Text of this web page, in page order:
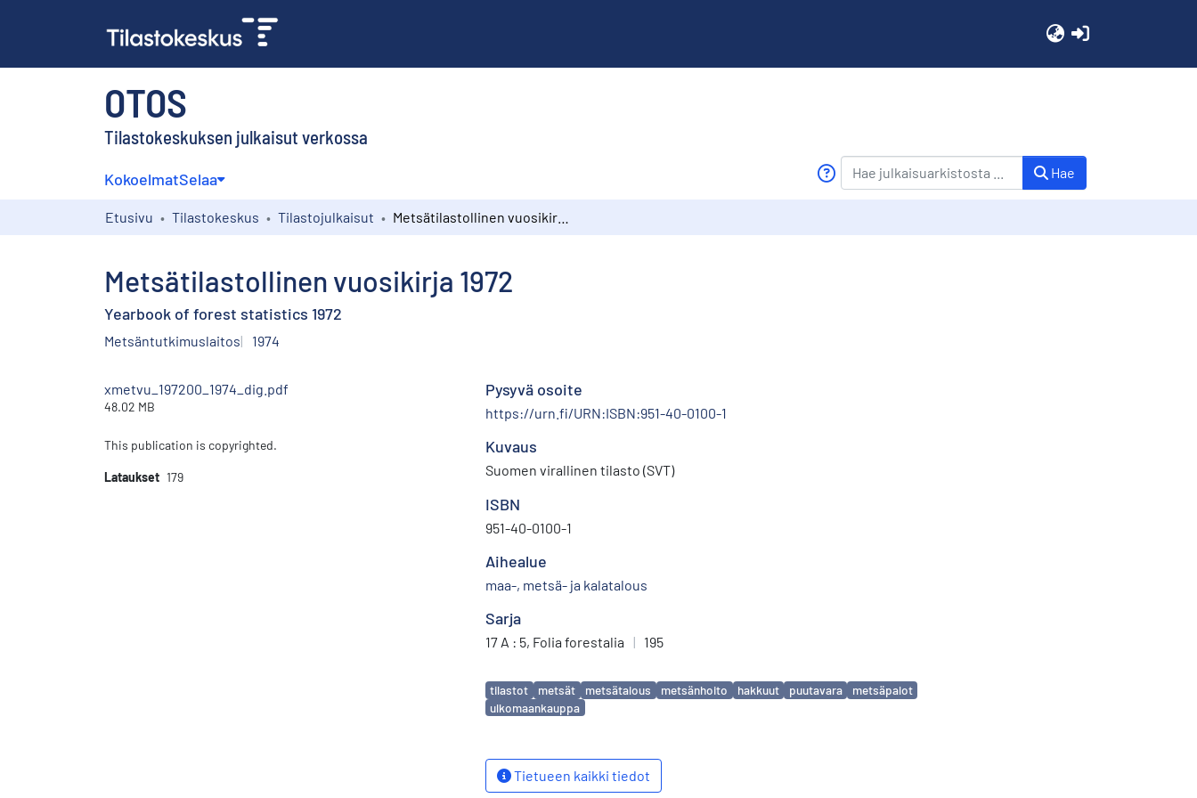
OTOS
Tilastokeskuksen julkaisut verkossa
KokoelmatSelaa Hae
Etusivu Tilastokeskus Tilastojulkaisut
Metsätilastollinen vuosikirja 1972
Yearbook of forest statistics 1972
Metsäntutkimuslaitos 1974
xmetvu_197200_1974_dig.pdf
48.02 MB
This publication is copyrighted.
Lataukset 179
Pysyvä osoite
https://urn.fi/URN:ISBN:951-40-0100-1
Kuvaus
Suomen virallinen tilasto (SVT)
ISBN
951-40-0100-1
Aihealue
maa-, metsä- ja kalatalous
Sarja
17 A : 5, Folia forestalia | 195
Avainsanat
tilastot metsät metsätalous metsänhoito hakkuut puutavara
metsäpalot
ulkomaankauppa
Tietueen kaikki tiedot